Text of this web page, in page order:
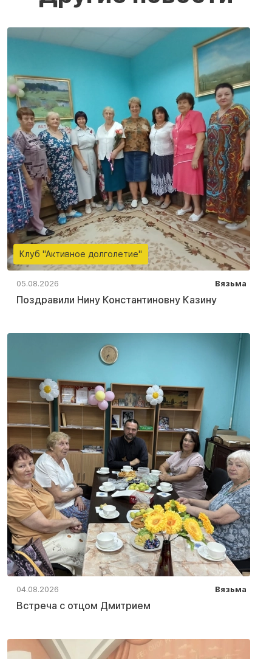
Клуб "Активное долголетие"
05.08.2026 Вязьма
Поздравили Нину Константиновну Казину
04.08.2026 Вязьма
Встреча с отцом Дмитрием